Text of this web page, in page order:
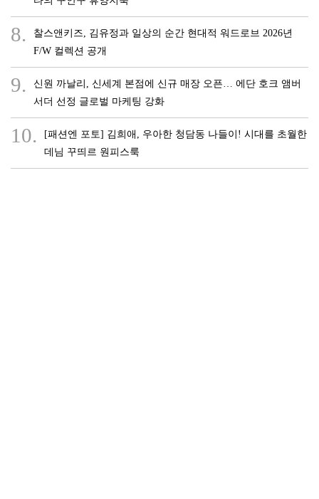
8.
찰스앤키즈, 김유정과 일상의 순간 현대적 워드로브 2026년
F/W 컬렉션 공개
9.
신원 까날리, 신세계 본점에 신규 매장 오픈… 에단 호크 앰버
서더 선정 글로벌 마케팅 강화
10.
[패션엔 포토] 김희애, 우아한 청담동 나들이! 시대를 초월한
데님 꾸띄르 원피스룩